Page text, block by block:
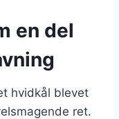
en del
hvidkål blevet
ret.